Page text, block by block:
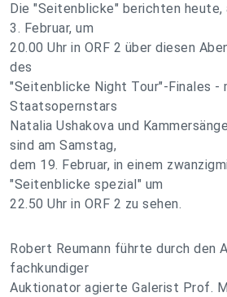
Die "Seitenblicke" berichten heute,
3. Februar, um
20.00 Uhr in ORF 2 über diesen
des
"Seitenblicke Night Tour"-Finales -
Staatsopernstars
Natalia Ushakova und
sind am Samstag,
dem 19. Februar, in einem
"Seitenblicke spezial" um
22.50 Uhr in ORF 2 zu sehen.
Robert Reumann führte durch den
fachkundiger
Auktionator agierte Galerist Prof.